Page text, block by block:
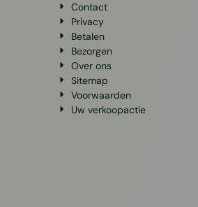
Contact
Privacy
Betalen
Bezorgen
Over ons
Sitemap
Voorwaarden
Uw verkoopactie